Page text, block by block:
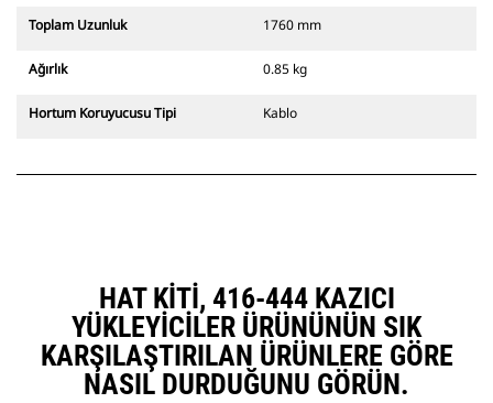
Toplam Uzunluk 1760 mm
Ağırlık 0.85 kg
Hortum Koruyucusu Tipi Kablo
HAT KITI, 416-444 KAZICI
YÜKLEYICILER ÜRÜNÜNÜN SIK
KARŞILAŞTIRILAN ÜRÜNLERE GÖRE
NASIL DURDUĞUNU GÖRÜN.